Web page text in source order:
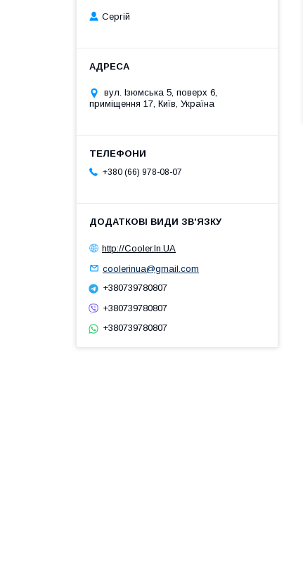
Сергій
вул. Ізюмська 5, поверх 6,
приміщення 17, Київ, Україна
+380 (66) 978-08-07
http://Cooler.In.UA
coolerinua@gmail.com
+380739780807
+380739780807
+380739780807